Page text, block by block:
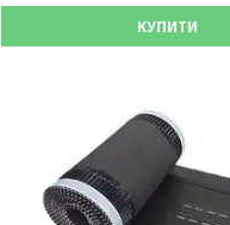
КУПИТИ